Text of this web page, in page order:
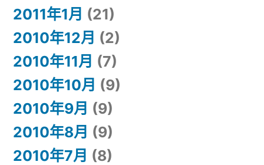
2011年1月 (21)
2010年12月 (2)
2010年11月 (7)
2010年10月 (9)
2010年9月 (9)
2010年8月 (9)
2010年7月 (8)